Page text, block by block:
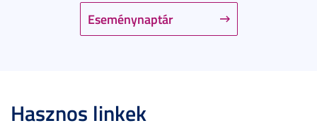
Eseménynaptár
Hasznos linkek